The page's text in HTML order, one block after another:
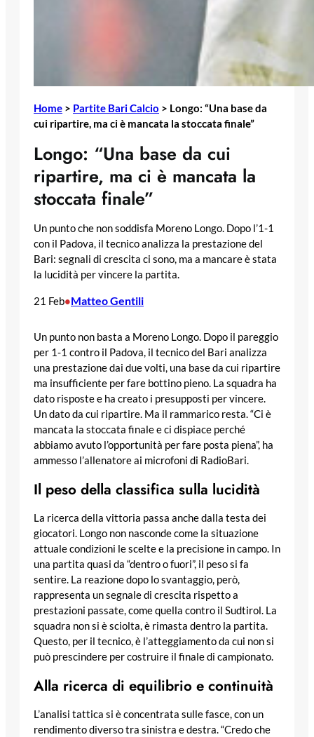
Home > Partite Bari Calcio > Longo: “Una base da
cui ripartire, ma ci è mancata la stoccata finale”
Longo: “Una base da cui
ripartire, ma ci è mancata la
stoccata finale”
Un punto che non soddisfa Moreno Longo. Dopo l’1-1
con il Padova, il tecnico analizza la prestazione del
Bari: segnali di crescita ci sono, ma a mancare è stata
la lucidità per vincere la partita.
21 Feb•Matteo Gentili
Un punto non basta a Moreno Longo. Dopo il pareggio
per 1-1 contro il Padova, il tecnico del Bari analizza
una prestazione dai due volti, una base da cui ripartire
ma insufficiente per fare bottino pieno. La squadra ha
dato risposte e ha creato i presupposti per vincere.
Un dato da cui ripartire. Ma il rammarico resta. “Ci è
mancata la stoccata finale e ci dispiace perché
abbiamo avuto l’opportunità per fare posta piena”, ha
ammesso l’allenatore ai microfoni di RadioBari.
Il peso della classifica sulla lucidità
La ricerca della vittoria passa anche dalla testa dei
giocatori. Longo non nasconde come la situazione
attuale condizioni le scelte e la precisione in campo. In
una partita quasi da “dentro o fuori”, il peso si fa
sentire. La reazione dopo lo svantaggio, però,
rappresenta un segnale di crescita rispetto a
prestazioni passate, come quella contro il Sudtirol. La
squadra non si è sciolta, è rimasta dentro la partita.
Questo, per il tecnico, è l’atteggiamento da cui non si
può prescindere per costruire il finale di campionato.
Alla ricerca di equilibrio e continuità
L’analisi tattica si è concentrata sulle fasce, con un
rendimento diverso tra sinistra e destra. “Credo che